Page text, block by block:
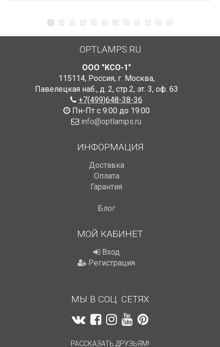
OPTLAMPS.RU
ООО "КСО-1"
115114, Россия, г. Москва,
Павелецкая наб., д. 2, стр.2, эт. 3, оф. 63
+7(499)648-38-36
Пн-Пт с 9:00 до 19:00
info@optlamps.ru
ИНФОРМАЦИЯ
Доставка
Оплата
Гарантия
Блог
МОЙ КАБИНЕТ
Вход
Регистрация
МЫ В СОЦ. СЕТЯХ
РАССКАЗАТЬ ДРУЗЬЯМ!